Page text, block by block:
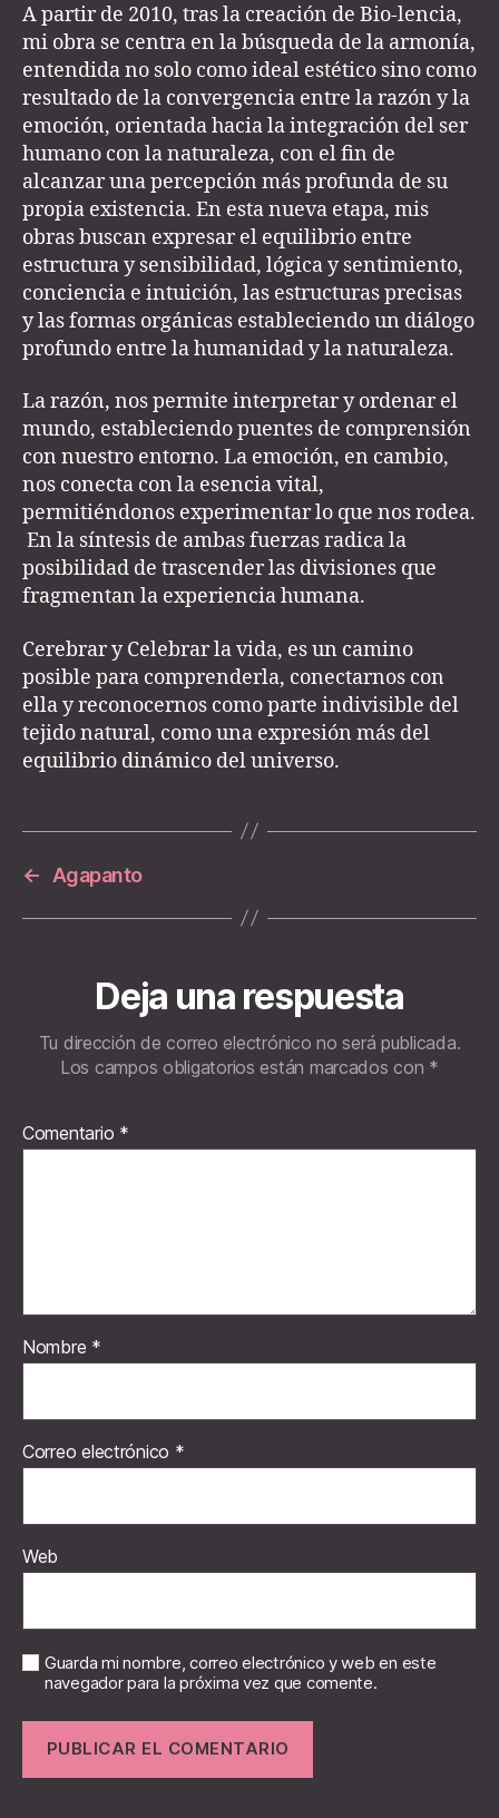
A partir de 2010, tras la creación de Bio-lencia,
mi obra se centra en la búsqueda de la armonía,
entendida no solo como ideal estético sino como
resultado de la convergencia entre la razón y la
emoción, orientada hacia la integración del ser
humano con la naturaleza, con el fin de
alcanzar una percepción más profunda de su
propia existencia. En esta nueva etapa, mis
obras buscan expresar el equilibrio entre
estructura y sensibilidad, lógica y sentimiento,
conciencia e intuición, las estructuras precisas
y las formas orgánicas estableciendo un diálogo
profundo entre la humanidad y la naturaleza.
La razón, nos permite interpretar y ordenar el
mundo, estableciendo puentes de comprensión
con nuestro entorno. La emoción, en cambio,
nos conecta con la esencia vital,
permitiéndonos experimentar lo que nos rodea.
En la síntesis de ambas fuerzas radica la
posibilidad de trascender las divisiones que
fragmentan la experiencia humana.
Cerebrar y Celebrar la vida, es un camino
posible para comprenderla, conectarnos con
ella y reconocernos como parte indivisible del
tejido natural, como una expresión más del
equilibrio dinámico del universo.
← Agapanto
Deja una respuesta
Tu dirección de correo electrónico no será publicada.
Los campos obligatorios están marcados con *
Comentario *
Nombre *
Correo electrónico *
Web
Guarda mi nombre, correo electrónico y web en este
navegador para la próxima vez que comente.